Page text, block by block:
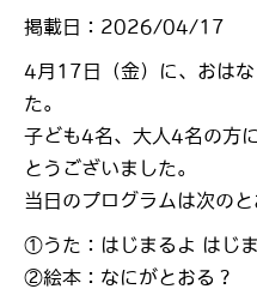
掲載日：2026/04/17
4月17日（金）に、おは
た。
子ども4名、大人4名の方
とうございました。
当日のプログラムは次のと
①うた：はじまるよ はじ
②絵本：なにがとおる？